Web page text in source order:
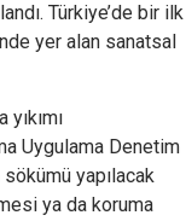
Türkiye’de bir ilk
yer alan sanatsal
Uygulama Denetim
yapılacak
ya da koruma